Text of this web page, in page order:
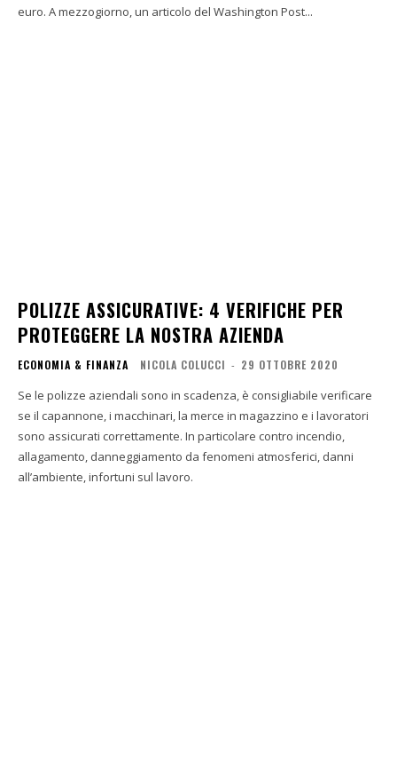
euro. A mezzogiorno, un articolo del Washington Post...
POLIZZE ASSICURATIVE: 4 VERIFICHE PER
PROTEGGERE LA NOSTRA AZIENDA
ECONOMIA & FINANZA NICOLA COLUCCI - 29 OTTOBRE 2020
Se le polizze aziendali sono in scadenza, è consigliabile verificare
se il capannone, i macchinari, la merce in magazzino e i lavoratori
sono assicurati correttamente. In particolare contro incendio,
allagamento, danneggiamento da fenomeni atmosferici, danni
all’ambiente, infortuni sul lavoro.